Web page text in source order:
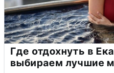
Где отдохнуть в
выбираем лучшие